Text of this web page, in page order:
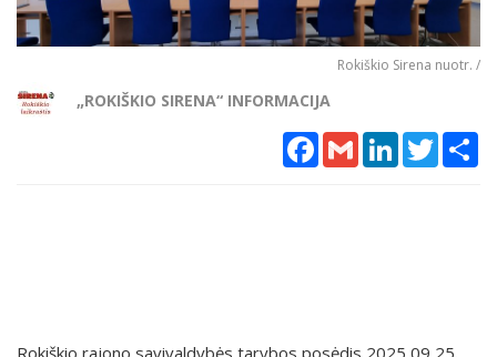
Rokiškio Sirena nuotr. /
„ROKIŠKIO SIRENA“ INFORMACIJA
Facebook
Gmail LinkedInTwitter
Rokiškio rajono savivaldybės tarybos posėdis 2025 09 25.